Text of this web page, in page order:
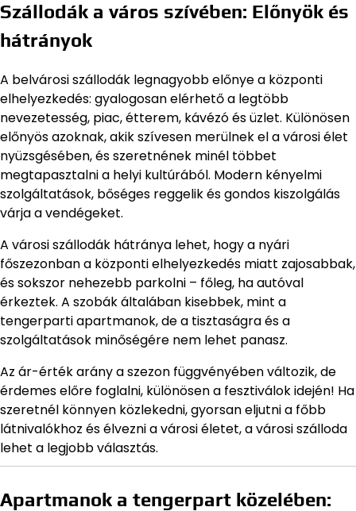
Szállodák a város szívében: Előnyök és
hátrányok
A belvárosi szállodák legnagyobb előnye a központi
elhelyezkedés: gyalogosan elérhető a legtöbb
nevezetesség, piac, étterem, kávézó és üzlet. Különösen
előnyös azoknak, akik szívesen merülnek el a városi élet
nyüzsgésében, és szeretnének minél többet
megtapasztalni a helyi kultúrából. Modern kényelmi
szolgáltatások, bőséges reggelik és gondos kiszolgálás
várja a vendégeket.
A városi szállodák hátránya lehet, hogy a nyári
főszezonban a központi elhelyezkedés miatt zajosabbak,
és sokszor nehezebb parkolni – főleg, ha autóval
érkeztek. A szobák általában kisebbek, mint a
tengerparti apartmanok, de a tisztaságra és a
szolgáltatások minőségére nem lehet panasz.
Az ár-érték arány a szezon függvényében változik, de
érdemes előre foglalni, különösen a fesztiválok idején! Ha
szeretnél könnyen közlekedni, gyorsan eljutni a főbb
látnivalókhoz és élvezni a városi életet, a városi szálloda
lehet a legjobb választás.
Apartmanok a tengerpart közelében: